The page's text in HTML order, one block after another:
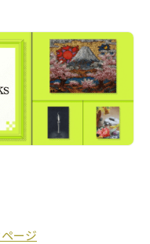
ージ